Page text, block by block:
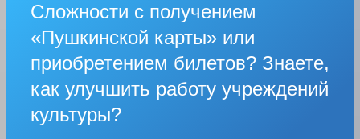
Сложности с получением
«Пушкинской карты» или
приобретением билетов? Знаете,
как улучшить работу учреждений
культуры?